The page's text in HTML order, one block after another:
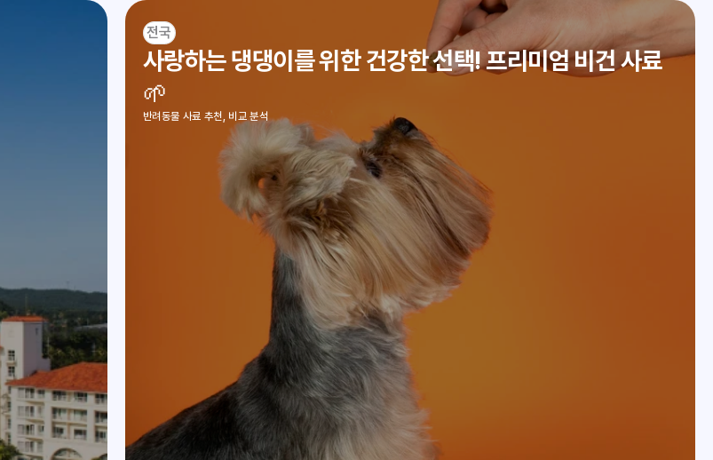
전국
사랑하는 댕댕이를 위한 건강한 선택! 프리미엄 비건 사료
🌱
반려동물 사료 추천, 비교 분석